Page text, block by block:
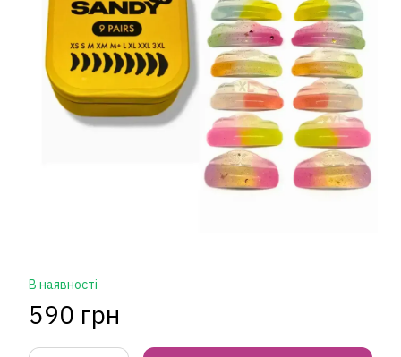
В наявності
590 грн